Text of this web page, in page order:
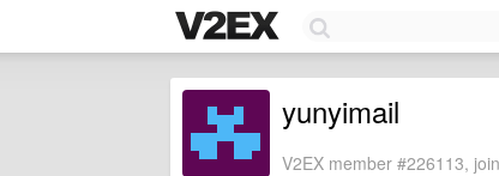
yunyimail
V2EX member #226113,